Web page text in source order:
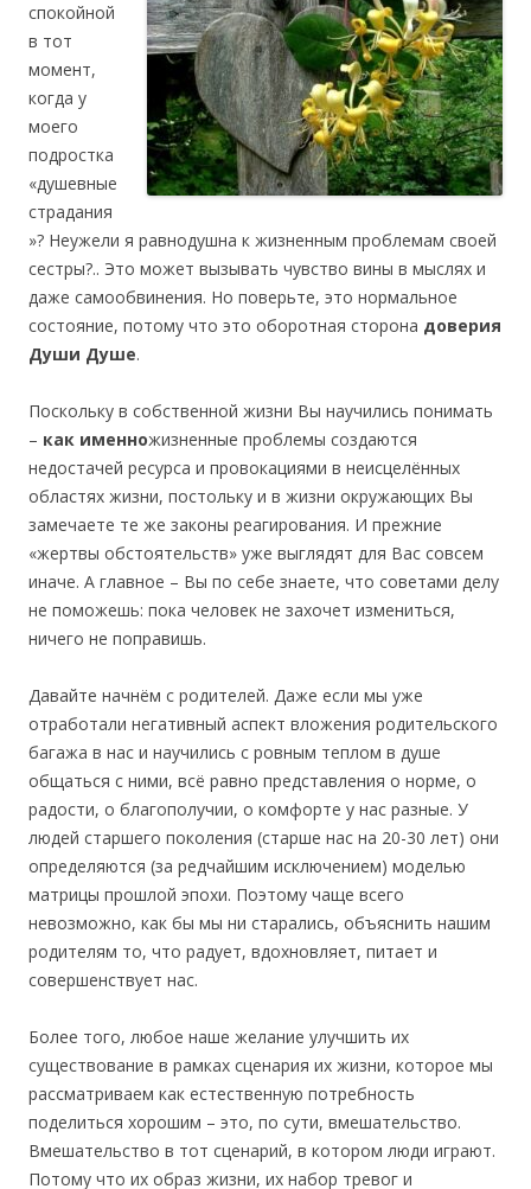
спокойной
в тот
момент,
когда у
моего
подростка
«душевные
страдания
»? Неужели я равнодушна к жизненным проблемам своей
сестры?.. Это может вызывать чувство вины в мыслях и
даже самообвинения. Но поверьте, это нормальное
состояние, потому что это оборотная сторона доверия
Души Душе.
Поскольку в собственной жизни Вы научились понимать
– как именножизненные проблемы создаются
недостачей ресурса и провокациями в неисцелённых
областях жизни, постольку и в жизни окружающих Вы
замечаете те же законы реагирования. И прежние
«жертвы обстоятельств» уже выглядят для Вас совсем
иначе. А главное – Вы по себе знаете, что советами делу
не поможешь: пока человек не захочет измениться,
ничего не поправишь.
Давайте начнём с родителей. Даже если мы уже
отработали негативный аспект вложения родительского
багажа в нас и научились с ровным теплом в душе
общаться с ними, всё равно представления о норме, о
радости, о благополучии, о комфорте у нас разные. У
людей старшего поколения (старше нас на 20-30 лет) они
определяются (за редчайшим исключением) моделью
матрицы прошлой эпохи. Поэтому чаще всего
невозможно, как бы мы ни старались, объяснить нашим
родителям то, что радует, вдохновляет, питает и
совершенствует нас.
Более того, любое наше желание улучшить их
существование в рамках сценария их жизни, которое мы
рассматриваем как естественную потребность
поделиться хорошим – это, по сути, вмешательство.
Вмешательство в тот сценарий, в котором люди играют.
Потому что их образ жизни, их набор тревог и